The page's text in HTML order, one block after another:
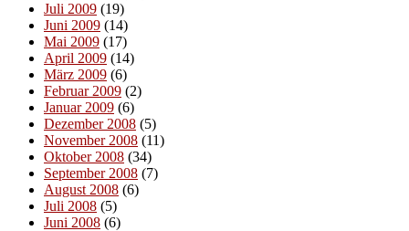
Juli 2009 (19)
Juni 2009 (14)
Mai 2009 (17)
April 2009 (14)
März 2009 (6)
Februar 2009 (2)
Januar 2009 (6)
Dezember 2008 (5)
November 2008 (11)
Oktober 2008 (34)
September 2008 (7)
August 2008 (6)
Juli 2008 (5)
Juni 2008 (6)